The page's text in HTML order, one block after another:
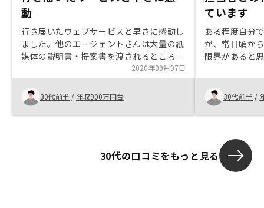
動
行き届いたウェブサービスと早さに感動し
ました。他のエージェントさんは大量の紙
媒体の説明書・提案書を渡されるところ、
GAさんは重要事項説明以外のほぼ全てが
ウェブ上で完結しました。銀行口座開設や
火災保険までスマホで出来て、購入までの
顧客体験がとてもデザインされたものであ
ることを感じました。営業担当の方もとて
けました。妻に説明する際にアナログなも
2020年09月07日
30代前半 / 年収900万円台
ています
ある程度自分
が、常日頃か
限界があると
る、真摯に対
には決め手と
30代前半 /
30代の口コミをもっと見る